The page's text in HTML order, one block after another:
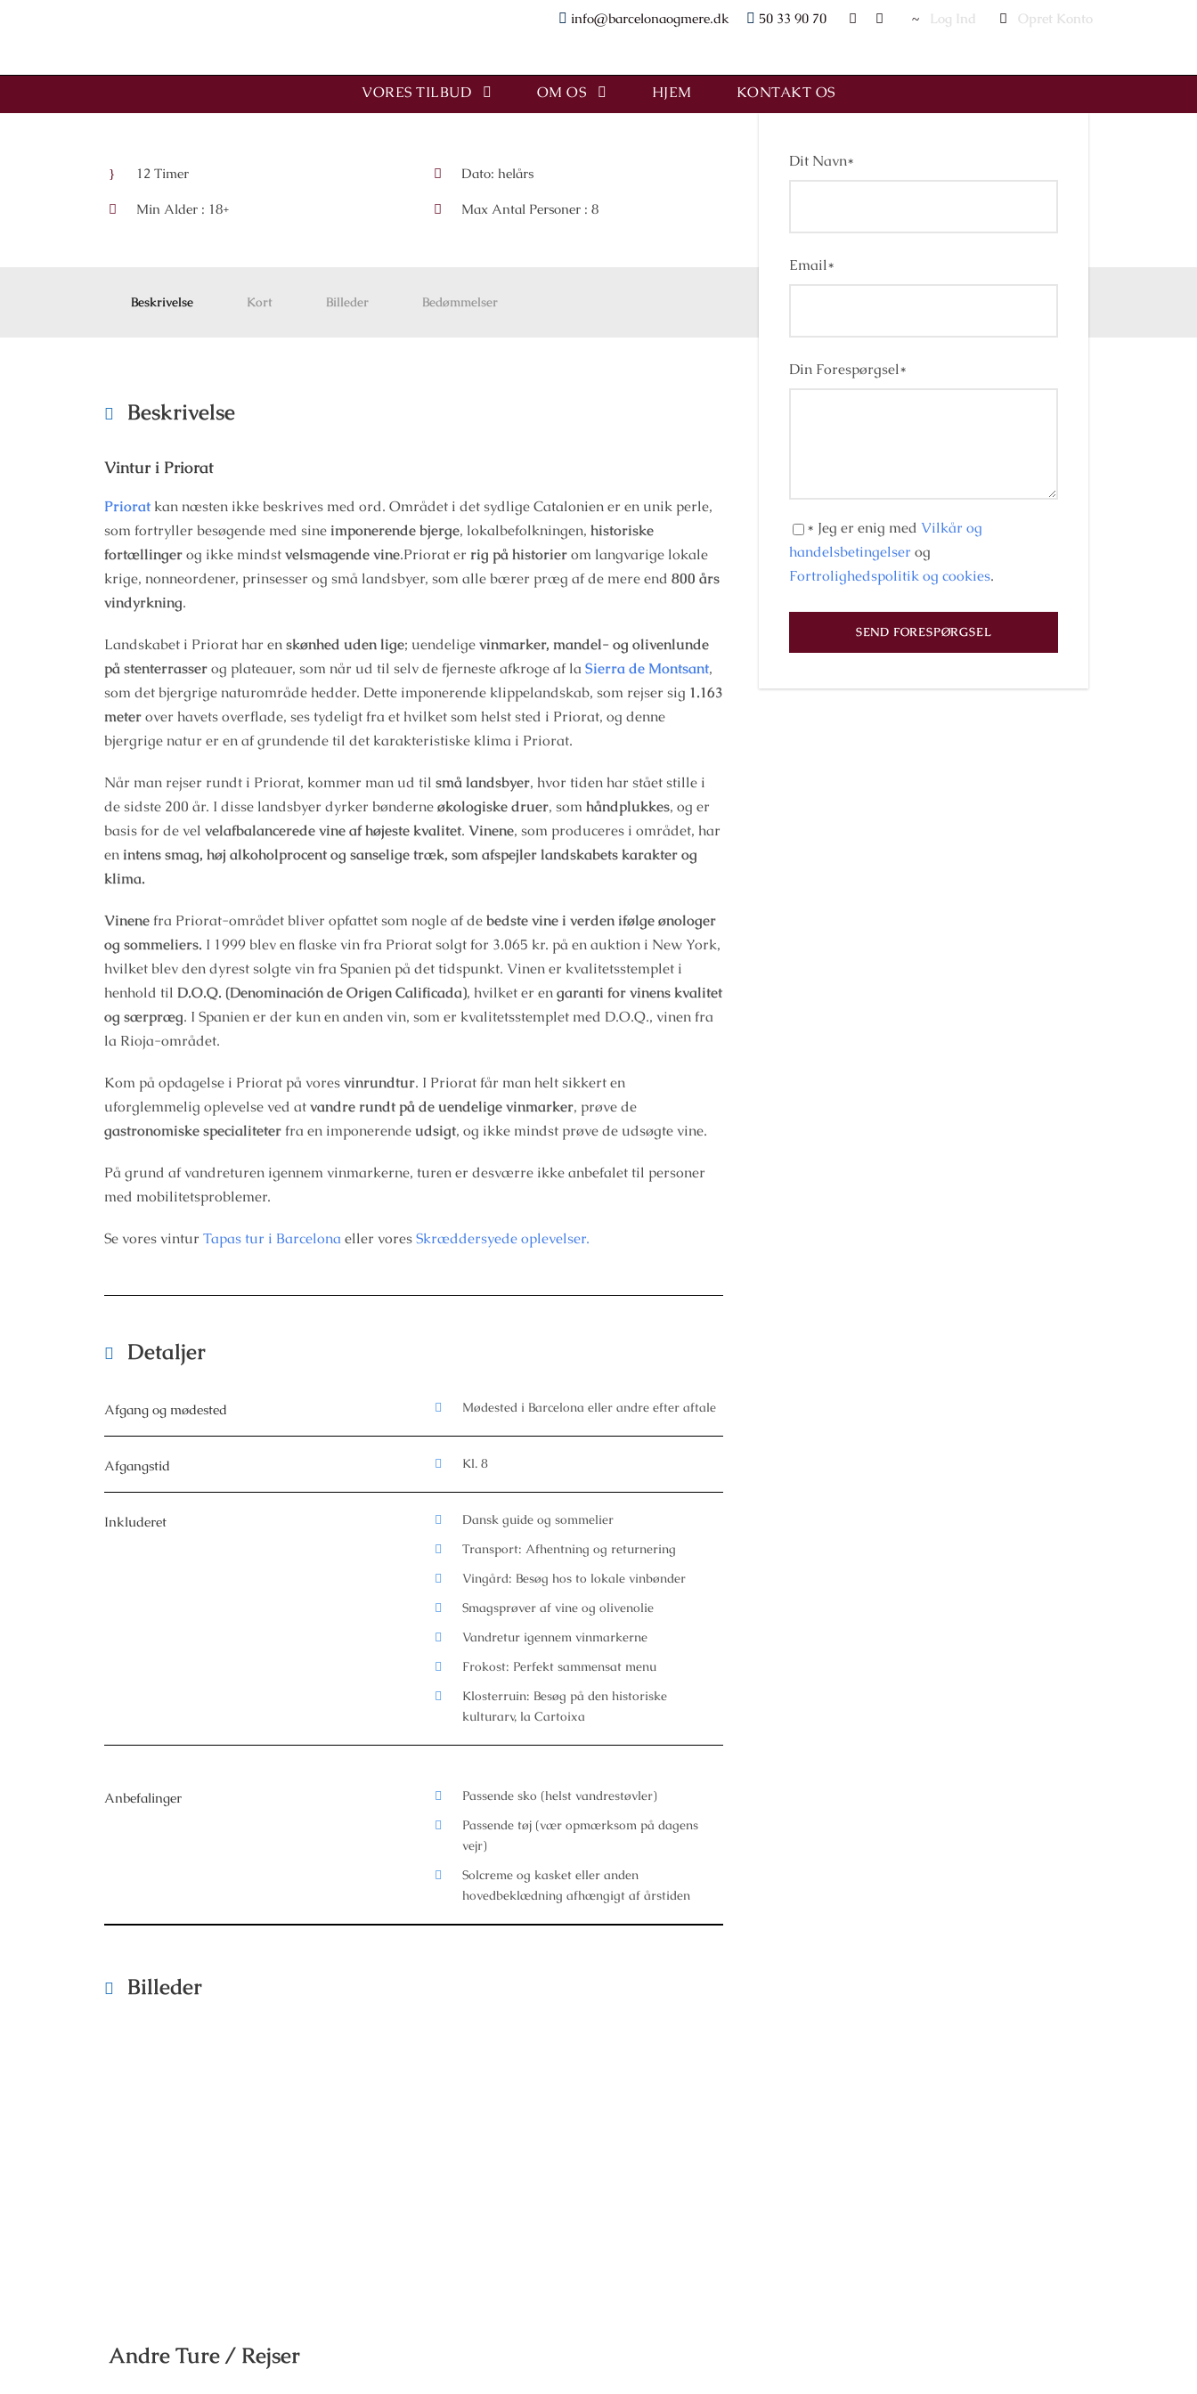
info@barcelonaogmere.dk 50 33 90 70 Log Ind Opret Konto
VORES TILBUD OM OS HJEM KONTAKT OS
Dit Navn*
Email*
Din Forespørgsel*
* Jeg er enig med Vilkår og
handelsbetingelser og
Fortrolighedspolitik og cookies.
12 Timer Dato: helårs
Min Alder : 18+ Max Antal Personer : 8
Beskrivelse Kort Billeder Bedømmelser
Beskrivelse
Vintur i Priorat
Priorat kan næsten ikke beskrives med ord. Området i det sydlige Catalonien er en unik perle,
som fortryller besøgende med sine imponerende bjerge, lokalbefolkningen, historiske
fortællingerog ikke mindstvelsmagende vine.Priorat er rig på historierom langvarige lokale
krige, nonneordener, prinsesser og små landsbyer, som alle bærer præg af de mere end 800 års
vindyrkning.
Landskabet i Priorat har enskønhed uden lige; uendeligevinmarker, mandel- og olivenlunde
på stenterrasserog plateauer, som når ud til selv de fjerneste afkroge af laSierra de Montsant,
som det bjergrige naturområde hedder. Dette imponerende klippelandskab, som rejser sig 1.163
meterover havets overflade, ses tydeligt fra et hvilket som helst sted i Priorat, og denne
bjergrige natur er en af grundende til det karakteristiske klima i Priorat.
Når man rejser rundt i Priorat, kommer man ud til små landsbyer, hvor tiden har stået stille i
de sidste 200 år. I disse landsbyer dyrker bønderneøkologiske druer, som håndplukkes, og er
basis for de vel velafbalancerede vine af højeste kvalitet. Vinene, som produceres i området, har
en intens smag, høj alkoholprocent og sanselige træk, som afspejler landskabets karakter og
klima.
Vinenefra Priorat-området bliver opfattet som nogle af debedste vine i verden ifølge ønologer
og sommeliers. I 1999 blev en flaske vin fra Priorat solgt for 3.065 kr. på en auktion i New York,
hvilket blev den dyrest solgte vin fra Spanien på det tidspunkt. Vinen er kvalitetsstemplet i
henhold til D.O.Q. (Denominación de Origen Calificada), hvilket er engaranti for vinens kvalitet
og særpræg. I Spanien er der kun en anden vin, som er kvalitetsstemplet med D.O.Q., vinen fra
la Rioja-området.
Kom på opdagelse i Priorat på voresvinrundtur. I Priorat får man helt sikkert en
uforglemmelig oplevelse ved atvandre rundt på de uendelige vinmarker, prøve de
gastronomiske specialiteterfra en imponerendeudsigt, og ikke mindst prøve de udsøgte vine.
På grund af vandreturen igennem vinmarkerne, turen er desværre ikke anbefalet til personer
med mobilitetsproblemer.
Se vores vintur Tapas tur i Barcelonaeller voresSkræddersyede oplevelser.
Detaljer
Afgang og mødested Mødested i Barcelona eller andre efter aftale
Afgangstid Kl. 8
Inkluderet
Dansk guide og sommelier
Transport: Afhentning og returnering
Vingård: Besøg hos to lokale vinbønder
Smagsprøver af vine og olivenolie
Vandretur igennem vinmarkerne
Frokost: Perfekt sammensat menu
Klosterruin: Besøg på den historiske
kulturarv, la Cartoixa
Anbefalinger
Passende sko (helst vandrestøvler)
Passende tøj (vær opmærksom på dagens
vejr)
Solcreme og kasket eller anden
hovedbeklædning afhængigt af årstiden
Billeder
Andre Ture / Rejser